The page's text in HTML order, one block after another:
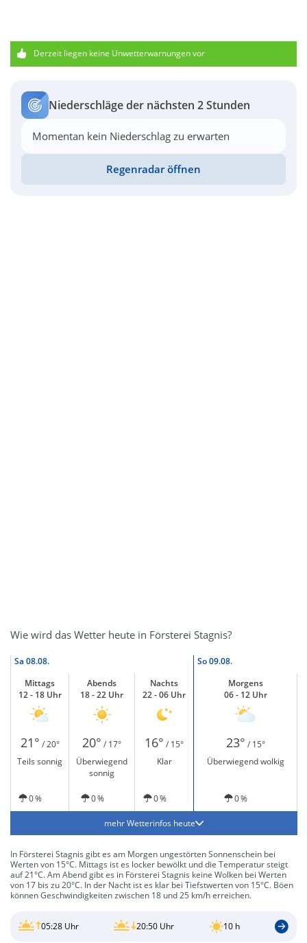
Derzeit liegen keine Unwetterwarnungen vor
Niederschläge der nächsten 2 Stunden
Momentan kein Niederschlag zu erwarten
Regenradar öffnen
Wie wird das Wetter heute in Försterei Stagnis?
Sa 08.08. So09.08.
Mittags
12 - 18 Uhr
Abends
18 - 22 Uhr
Nachts
22 - 06 Uhr
Morgens
06 - 12 Uhr
21° / 20° 20° / 17° 16° / 15° 23° / 15°
Teils sonnig
Überwiegend
sonnig
Klar Überwiegend wolkig
0 % 0 % 0 % 0 %
mehr Wetterinfos heute
In Försterei Stagnis gibt es am Morgen ungestörten Sonnenschein bei
Werten von 15°C. Mittags ist es locker bewölkt und die Temperatur steigt
auf 21°C. Am Abend gibt es in Försterei Stagnis keine Wolken bei Werten
von 17 bis zu 20°C. In der Nacht ist es klar bei Tiefstwerten von 15°C. Böen
können Geschwindigkeiten zwischen 18 und 25 km/h erreichen.
05:28 Uhr 20:50 Uhr 10 h